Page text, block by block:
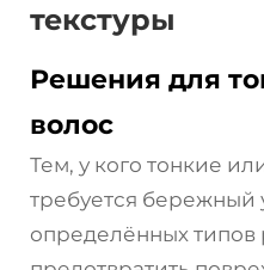
текстуры
Решения для
волос
Тем, у кого тонкие
требуется бережный
определённых типов